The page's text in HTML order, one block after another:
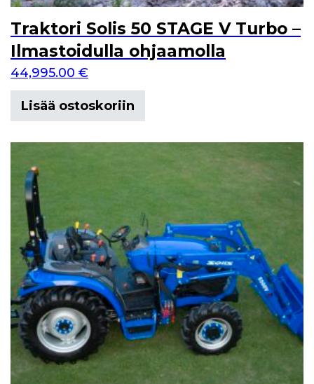
Traktori Solis 50 STAGE V Turbo –
Ilmastoidulla ohjaamolla
44,995.00 €
Lisää ostoskoriin